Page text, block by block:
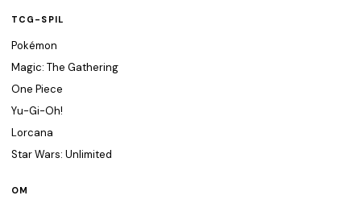
TCG-SPIL
Pokémon
Magic: The Gathering
One Piece
Yu-Gi-Oh!
Lorcana
Star Wars: Unlimited
OM